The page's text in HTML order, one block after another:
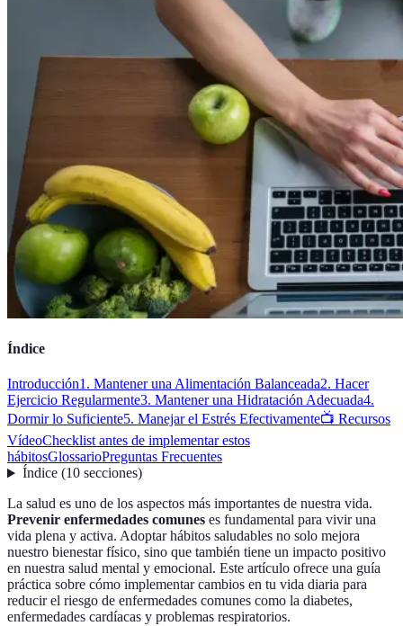
Índice
Introducción1. Mantener una Alimentación Balanceada2. Hacer
Ejercicio Regularmente3. Mantener una Hidratación Adecuada4.
Dormir lo Suficiente5. Manejar el Estrés Efectivamente📺 Recursos
VídeoChecklist antes de implementar estos
hábitosGlossarioPreguntas Frecuentes
Índice(10 secciones)
La salud es uno de los aspectos más importantes de nuestra vida.
Prevenir enfermedades comunes es fundamental para vivir una
vida plena y activa. Adoptar hábitos saludables no solo mejora
nuestro bienestar físico, sino que también tiene un impacto positivo
en nuestra salud mental y emocional. Este artículo ofrece una guía
práctica sobre cómo implementar cambios en tu vida diaria para
reducir el riesgo de enfermedades comunes como la diabetes,
enfermedades cardíacas y problemas respiratorios.